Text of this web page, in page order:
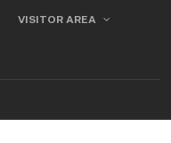
VISITOR AREA